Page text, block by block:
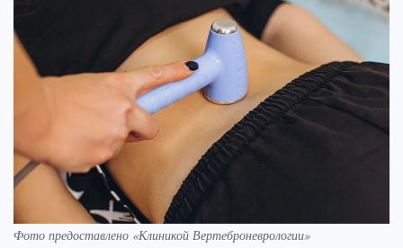
Фото предоставлено «Клиникой Вертеброневрологии»